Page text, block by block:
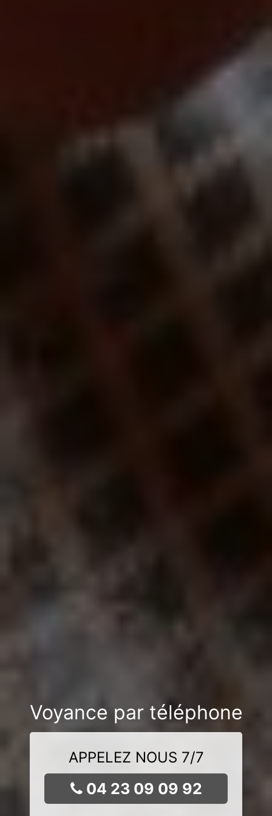
Voyance par téléphone
APPELEZ NOUS 7/7
04 23 09 09 92